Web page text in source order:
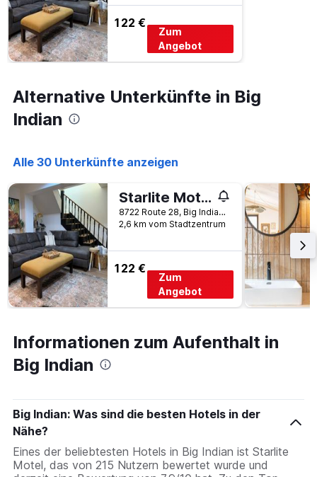
122 €
Zum
Angebot
Alternative Unterkünfte in Big
Indian
Alle 30 Unterkünfte anzeigen
Starlite Motel
8722 Route 28, Big Indian, NY, USA
2,6 km vom Stadtzentrum
122 €
Zum
Angebot
Informationen zum Aufenthalt in
Big Indian
Big Indian: Was sind die besten Hotels in der
Nähe?
Eines der beliebtesten Hotels in Big Indian ist Starlite
Motel, das von 215 Nutzern bewertet wurde und